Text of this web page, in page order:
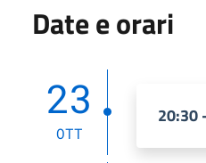
Date e orari
23
OTT
20:30